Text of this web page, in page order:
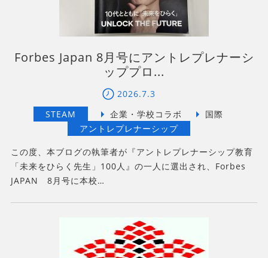
Forbes Japan 8月号にアントレプレナーシ
ッププロ...
2026.7.3
この度、本ブログの執筆者が『アントレプレナーシップ教育
「未来をひらく先生」100人』の一人に選出され、Forbes
JAPAN 8月号に本校…